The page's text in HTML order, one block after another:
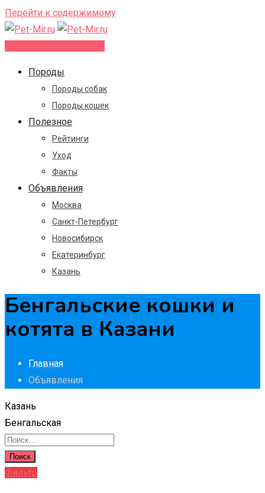
Перейти к содержимому
Породы
Породы собак
Породы кошек
Полезное
Рейтинги
Уход
Факты
Объявления
Москва
Санкт-Петербург
Новосибирск
Екатеринбург
Казань
Бенгальские кошки и
котята в Казани
Главная
Объявления
Казань
Бенгальская
Поиск
Фильтр